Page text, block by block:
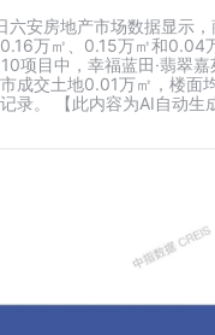
安房地产市场数据显示
万㎡、0.15万㎡和
项目中，幸福蓝田·翡翠
成交土地0.01万㎡，楼
录。 【此内容为AI自动生